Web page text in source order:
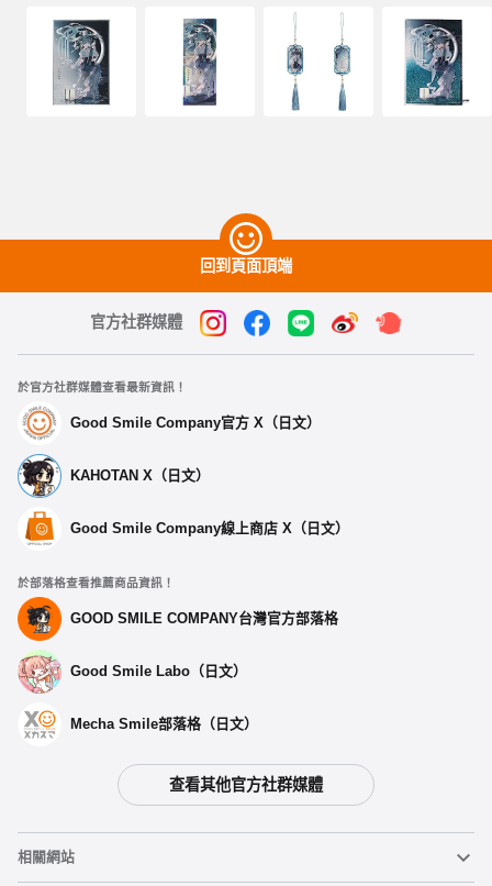
回到頁面頂端
官方社群媒體
於官方社群媒體查看最新資訊！
Good Smile Company官方 X（日文）
KAHOTAN X（日文）
Good Smile Company線上商店 X（日文）
於部落格查看推薦商品資訊！
GOOD SMILE COMPANY台灣官方部落格
Good Smile Labo（日文）
Mecha Smile部落格（日文）
查看其他官方社群媒體
相關網站